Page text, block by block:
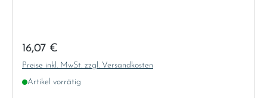
Regulärer Preis:
16,07 €
Preise inkl. MwSt. zzgl. Versandkosten
Artikel vorrätig